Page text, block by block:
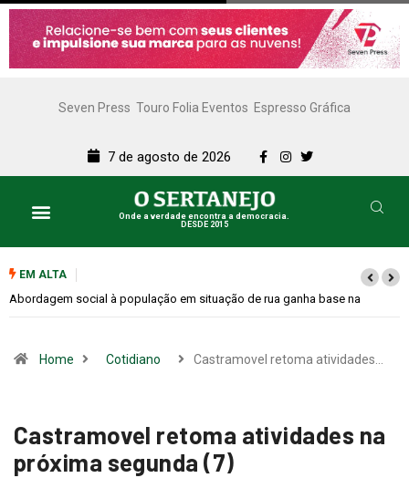
Seven Press Touro Folia Eventos Espresso Gráfica
7 de agosto de 2026
Onde a verdade encontra a democracia.
DESDE 2015
EM ALTA
base na Cemitérios terão horário especial e missas no Dia dos Pais
Home Cotidiano Castramovel retoma atividades…
Castramovel retoma atividades na
próxima segunda (7)